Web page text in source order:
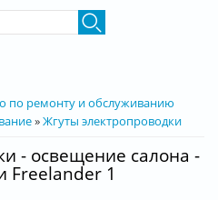
по ремонту и обслуживанию
»Жгуты электропроводки
- освещение салона -
Freelander 1